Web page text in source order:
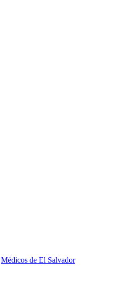
Médicos de El Salvador